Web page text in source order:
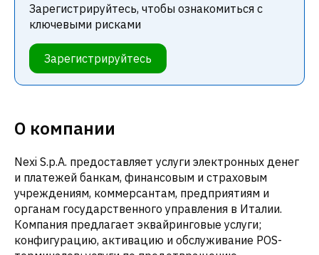
Зарегистрируйтесь, чтобы ознакомиться с
ключевыми рисками
Зарегистрируйтесь
О компании
Nexi S.p.A. предоставляет услуги электронных денег
и платежей банкам, финансовым и страховым
учреждениям, коммерсантам, предприятиям и
органам государственного управления в Италии.
Компания предлагает эквайринговые услуги;
конфигурацию, активацию и обслуживание POS-